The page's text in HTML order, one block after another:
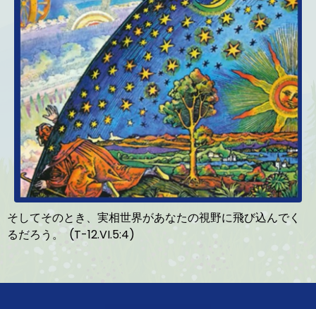
そしてそのとき、実相世界があなたの視野に飛び込んでく
るだろう。 (T-12.VI.5:4)